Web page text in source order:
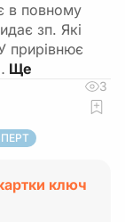
в повному
зп. Які
прирівнює
3
ключ